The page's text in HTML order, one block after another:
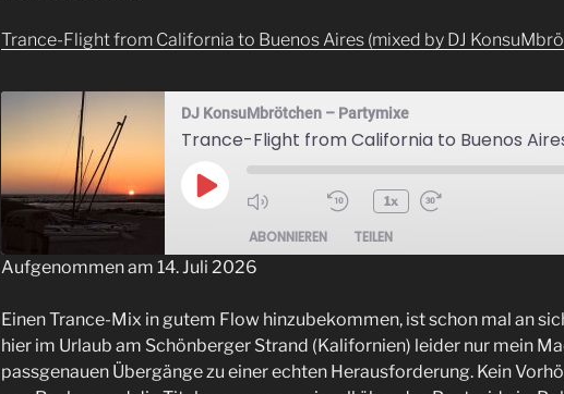
Trance-Flight from California to Buenos Aires (mixed by DJ
DJ KonsuMbrötchen – Partymixe
Play
1x
ABONNIEREN TEILEN
RSS FEED
LINK
EMBED
Aufgenommen am 14. Juli 2026
Einen Trance-Mix in gutem Flow hinzubekommen, ist schon mal an
hier im Urlaub am Schönberger Strand (Kalifornien) leider nur mein
passgenauen Übergänge zu einer echten Herausforderung. Kein